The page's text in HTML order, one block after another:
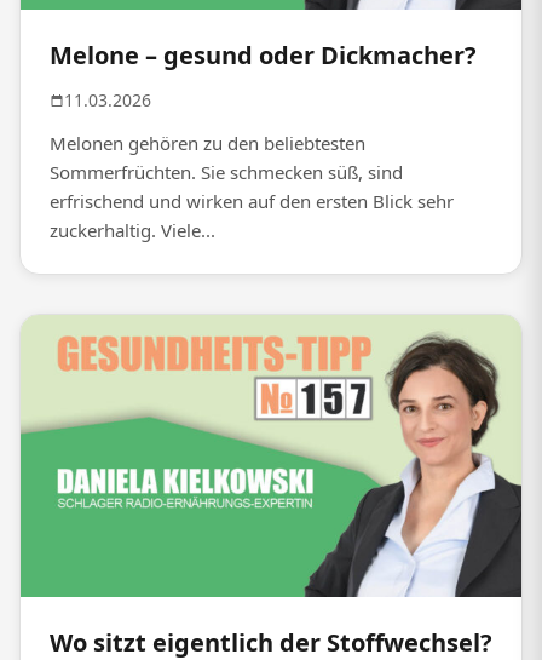
Melone – gesund oder Dickmacher?
11.03.2026
Melonen gehören zu den beliebtesten
Sommerfrüchten. Sie schmecken süß, sind
erfrischend und wirken auf den ersten Blick sehr
zuckerhaltig. Viele...
Wo sitzt eigentlich der Stoffwechsel?